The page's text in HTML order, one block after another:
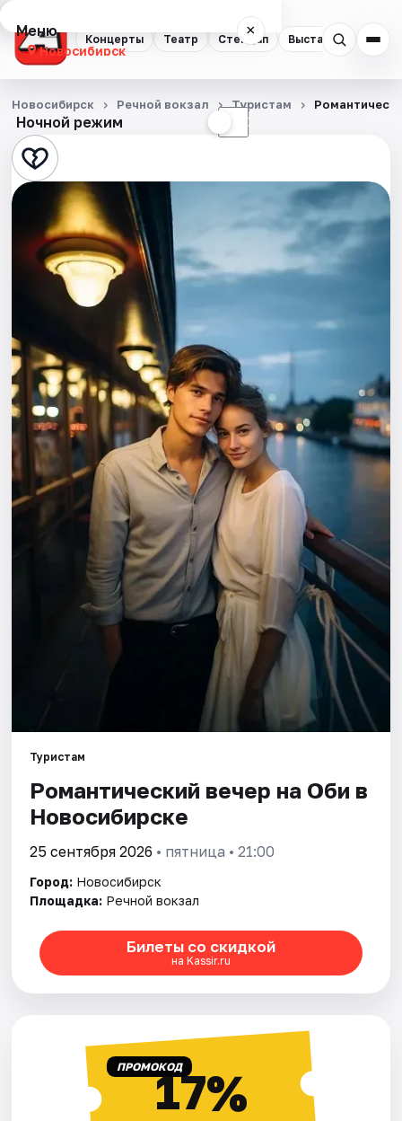
Концерты Театр Стендап Выставки
Меню ×
Новосибирск
Концерты
Театр
Стендап
Выставки
Квесты
Экскурсии
Спорт
События
Города
Площадки
Рейтинги
Ночной режим ☾
Новосибирск Речной вокзал Туристам
Туристам
Романтический вечер на Оби в
Новосибирске
25 сентября 2026 • пятница • 21:00
Город: Новосибирск
Площадка: Речной вокзал
Билеты со скидкой
на Kassir.ru
ПРОМОКОД17%